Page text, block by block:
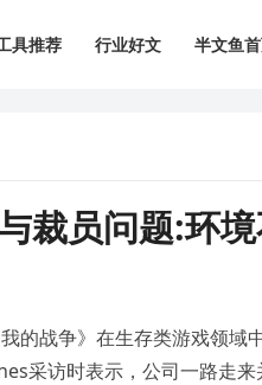
具推荐 行业好文 半文鱼
裁员问题:环
战争》在生存类游戏领域
采访时表示，公司一路走来